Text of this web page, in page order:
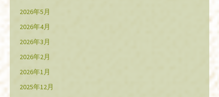
2026年5月
2026年4月
2026年3月
2026年2月
2026年1月
2025年12月